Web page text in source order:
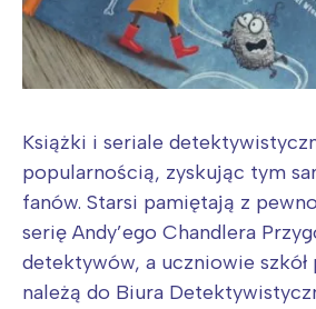
Książki i seriale
popularnością, zyskując tym
fanów. Starsi pamiętają z
serię Andy’ego Chandlera
detektywów, a uczniowie
należą do Biura